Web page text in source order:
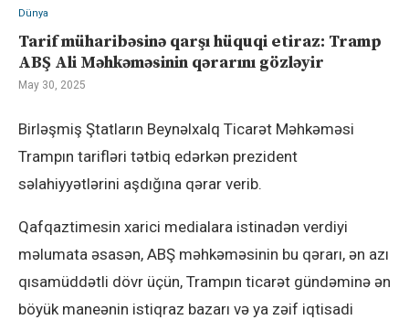
Dünya
Tarif müharibəsinə qarşı hüquqi etiraz: Tramp
ABŞ Ali Məhkəməsinin qərarını gözləyir
May 30, 2025
Birləşmiş Ştatların Beynəlxalq Ticarət Məhkəməsi
Trampın tarifləri tətbiq edərkən prezident
səlahiyyətlərini aşdığına qərar verib.
Qafqaztimesin xarici medialara istinadən verdiyi
məlumata əsasən, ABŞ məhkəməsinin bu qərarı, ən azı
qısamüddətli dövr üçün, Trampın ticarət gündəminə ən
böyük maneənin istiqraz bazarı və ya zəif iqtisadi